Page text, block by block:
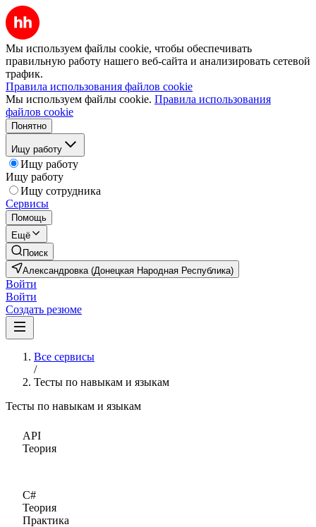
Мы используем файлы cookie, чтобы обеспечивать
правильную работу нашего веб-сайта и анализировать сетевой
трафик.
Правила использования файлов cookie
Мы используем файлы cookie. Правила использования
файлов cookie
Понятно
Ищу работу
Ищу работу
Ищу работу
Ищу сотрудника
Сервисы
Помощь
Ещё
Поиск
Александровка (Донецкая Народная Республика)
Войти
Войти
Создать резюме
Все сервисы
/
Тесты по навыкам и языкам
Тесты по навыкам и языкам
API
Теория
C#
Теория
Практика